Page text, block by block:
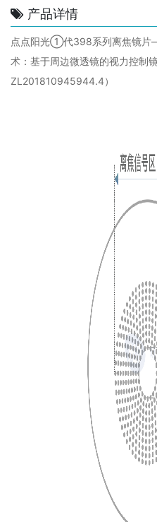
产品详情
点点阳光①代398系列离焦镜片
术：基于周边微透镜的视力控制
ZL201810945944.4）